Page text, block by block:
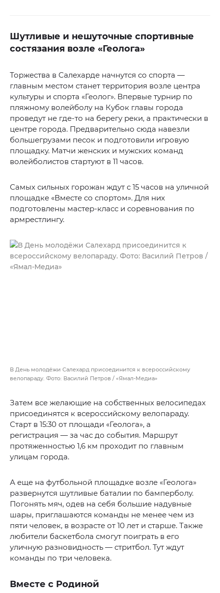
Шутливые и нешуточные спортивные
состязания возле «Геолога»
Торжества в Салехарде начнутся со спорта —
главным местом станет территория возле центра
культуры и спорта «Геолог». Впервые турнир по
пляжному волейболу на Кубок главы города
проведут не где-то на берегу реки, а практически в
центре города. Предварительно сюда навезли
большегрузами песок и подготовили игровую
площадку. Матчи женских и мужских команд
волейболистов стартуют в 11 часов.
Самых сильных горожан ждут с 15 часов на уличной
площадке «Вместе со спортом». Для них
подготовлены мастер-класс и соревнования по
армрестлингу.
В День молодёжи Салехард присоединится к всероссийскому
велопараду. Фото: Василий Петров / «Ямал-Медиа»
Затем все желающие на собственных велосипедах
присоединятся к всероссийскому велопараду.
Старт в 15:30 от площади «Геолога», а
регистрация — за час до события. Маршрут
протяженностью 1,6 км проходит по главным
улицам города.
А еще на футбольной площадке возле «Геолога»
развернутся шутливые баталии по бамперболу.
Погонять мяч, одев на себя большие надувные
шары, приглашаются команды не менее чем из
пяти человек, в возрасте от 10 лет и старше. Также
любители баскетбола смогут поиграть в его
уличную разновидность — стритбол. Тут ждут
команды по три человека.
Вместе с Родиной